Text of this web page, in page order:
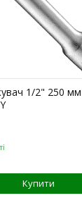
1/2" 250 мм
Купити